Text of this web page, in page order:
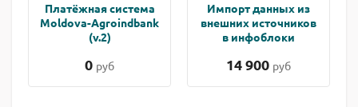
Платёжная система
Moldova-Agroindbank
(v.2)
0 руб
Импорт данных из
внешних источников
в инфоблоки
14 900 руб